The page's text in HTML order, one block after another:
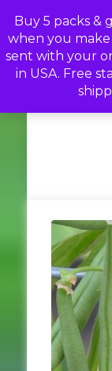
Buy 5 packs &
when you
sent with your
in USA. Free
to
content